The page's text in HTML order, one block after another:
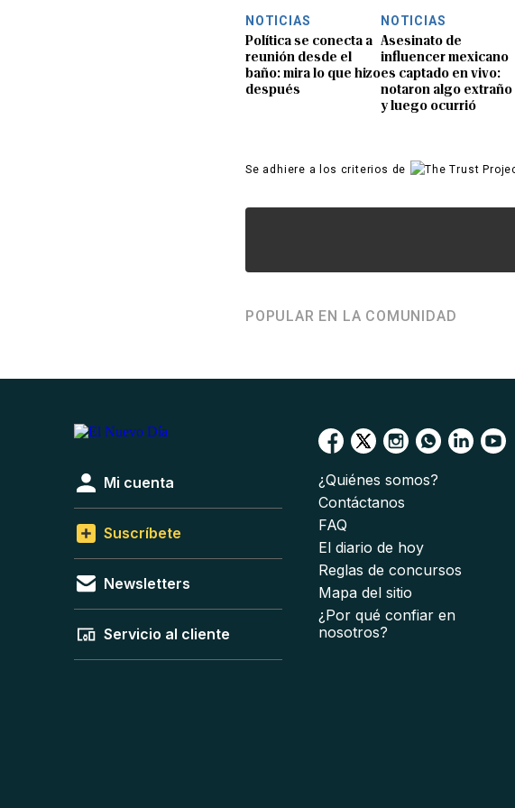
NOTICIAS
Política se conecta a
reunión desde el
baño: mira lo que hizo
después
NOTICIAS
Asesinato de
influencer mexicano
es captado en vivo:
notaron algo extraño
y luego ocurrió
Se adhiere a los criterios de
POPULAR EN LA COMUNIDAD
Mi cuenta
Suscríbete
Newsletters
Servicio al cliente
¿Quiénes somos?
Contáctanos
FAQ
El diario de hoy
Reglas de concursos
Mapa del sitio
¿Por qué confiar en
nosotros?